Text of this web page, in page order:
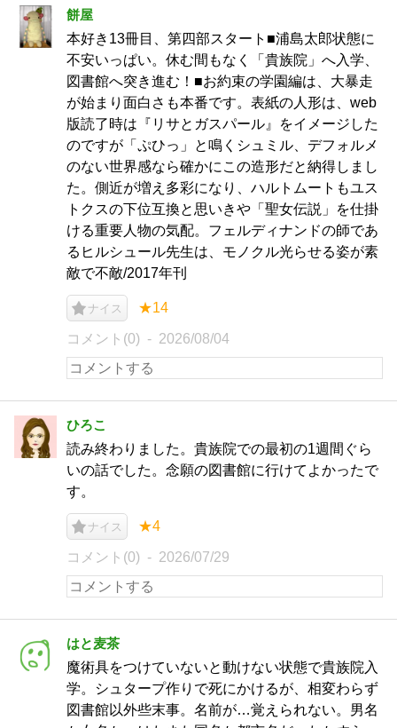
餅屋
本好き13冊目、第四部スタート■浦島太郎状態に
不安いっぱい。休む間もなく「貴族院」へ入学、
図書館へ突き進む！■お約束の学園編は、大暴走
が始まり面白さも本番です。表紙の人形は、web
版読了時は『リサとガスパール』をイメージした
のですが「ぷひっ」と鳴くシュミル、デフォルメ
のない世界感なら確かにこの造形だと納得しまし
た。側近が増え多彩になり、ハルトムートもユス
トクスの下位互換と思いきや「聖女伝説」を仕掛
ける重要人物の気配。フェルディナンドの師であ
るヒルシュール先生は、モノクル光らせる姿が素
敵で不敵/2017年刊
ナイス ★14
コメント(0) 2026/08/04
ひろこ
読み終わりました。貴族院での最初の1週間ぐら
いの話でした。念願の図書館に行けてよかったで
す。
ナイス ★4
コメント(0) 2026/07/29
はと麦茶
魔術具をつけていないと動けない状態で貴族院入
学。シュタープ作りで死にかけるが、相変わらず
図書館以外些末事。名前が…覚えられない。男名